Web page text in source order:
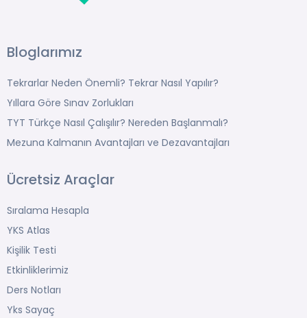
Bloglarımız
Tekrarlar Neden Önemli? Tekrar Nasıl Yapılır?
Yıllara Göre Sınav Zorlukları
TYT Türkçe Nasıl Çalışılır? Nereden Başlanmalı?
Mezuna Kalmanın Avantajları ve Dezavantajları
Ücretsiz Araçlar
Sıralama Hesapla
YKS Atlas
Kişilik Testi
Etkinliklerimiz
Ders Notları
Yks Sayaç